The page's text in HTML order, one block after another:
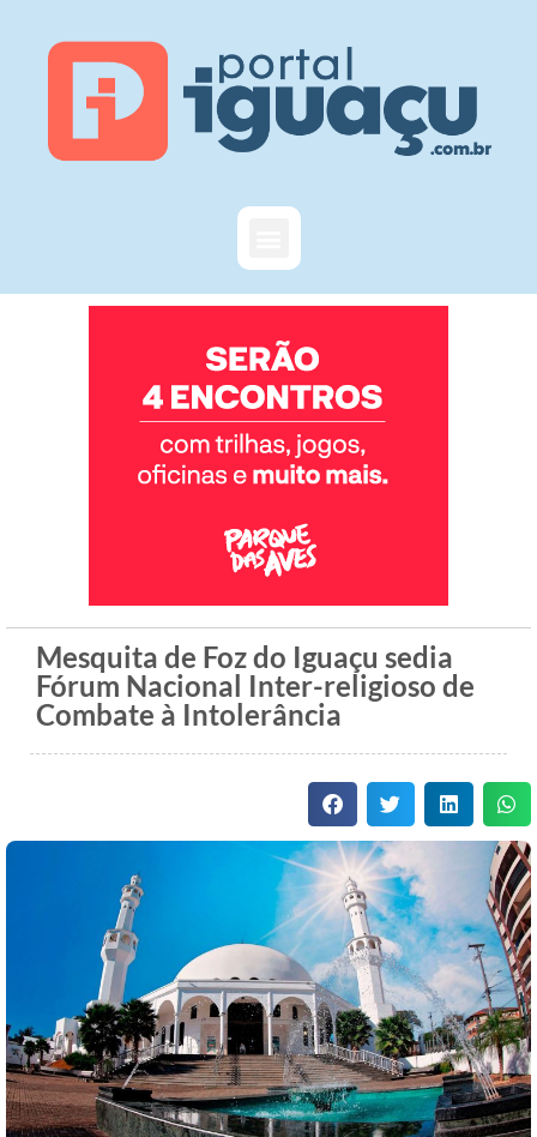
Mesquita de Foz do Iguaçu sedia
Fórum Nacional Inter-religioso de
Combate à Intolerância